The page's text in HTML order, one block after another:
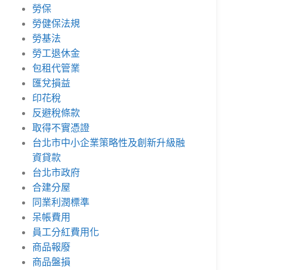
勞保
勞健保法規
勞基法
勞工退休金
包租代管業
匯兌損益
印花稅
反避稅條款
取得不實憑證
台北市中小企業策略性及創新升級融
資貸款
台北市政府
合建分屋
同業利潤標準
呆帳費用
員工分紅費用化
商品報廢
商品盤損